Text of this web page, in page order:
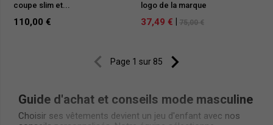
coupe slim et...
110,00 €
logo de la marque
37,49 € 75,00 €
 Page 1 sur 85 
Guide d'achat et conseils mode masculine
Choisir ses vêtements devient un jeu d'enfant avec nos